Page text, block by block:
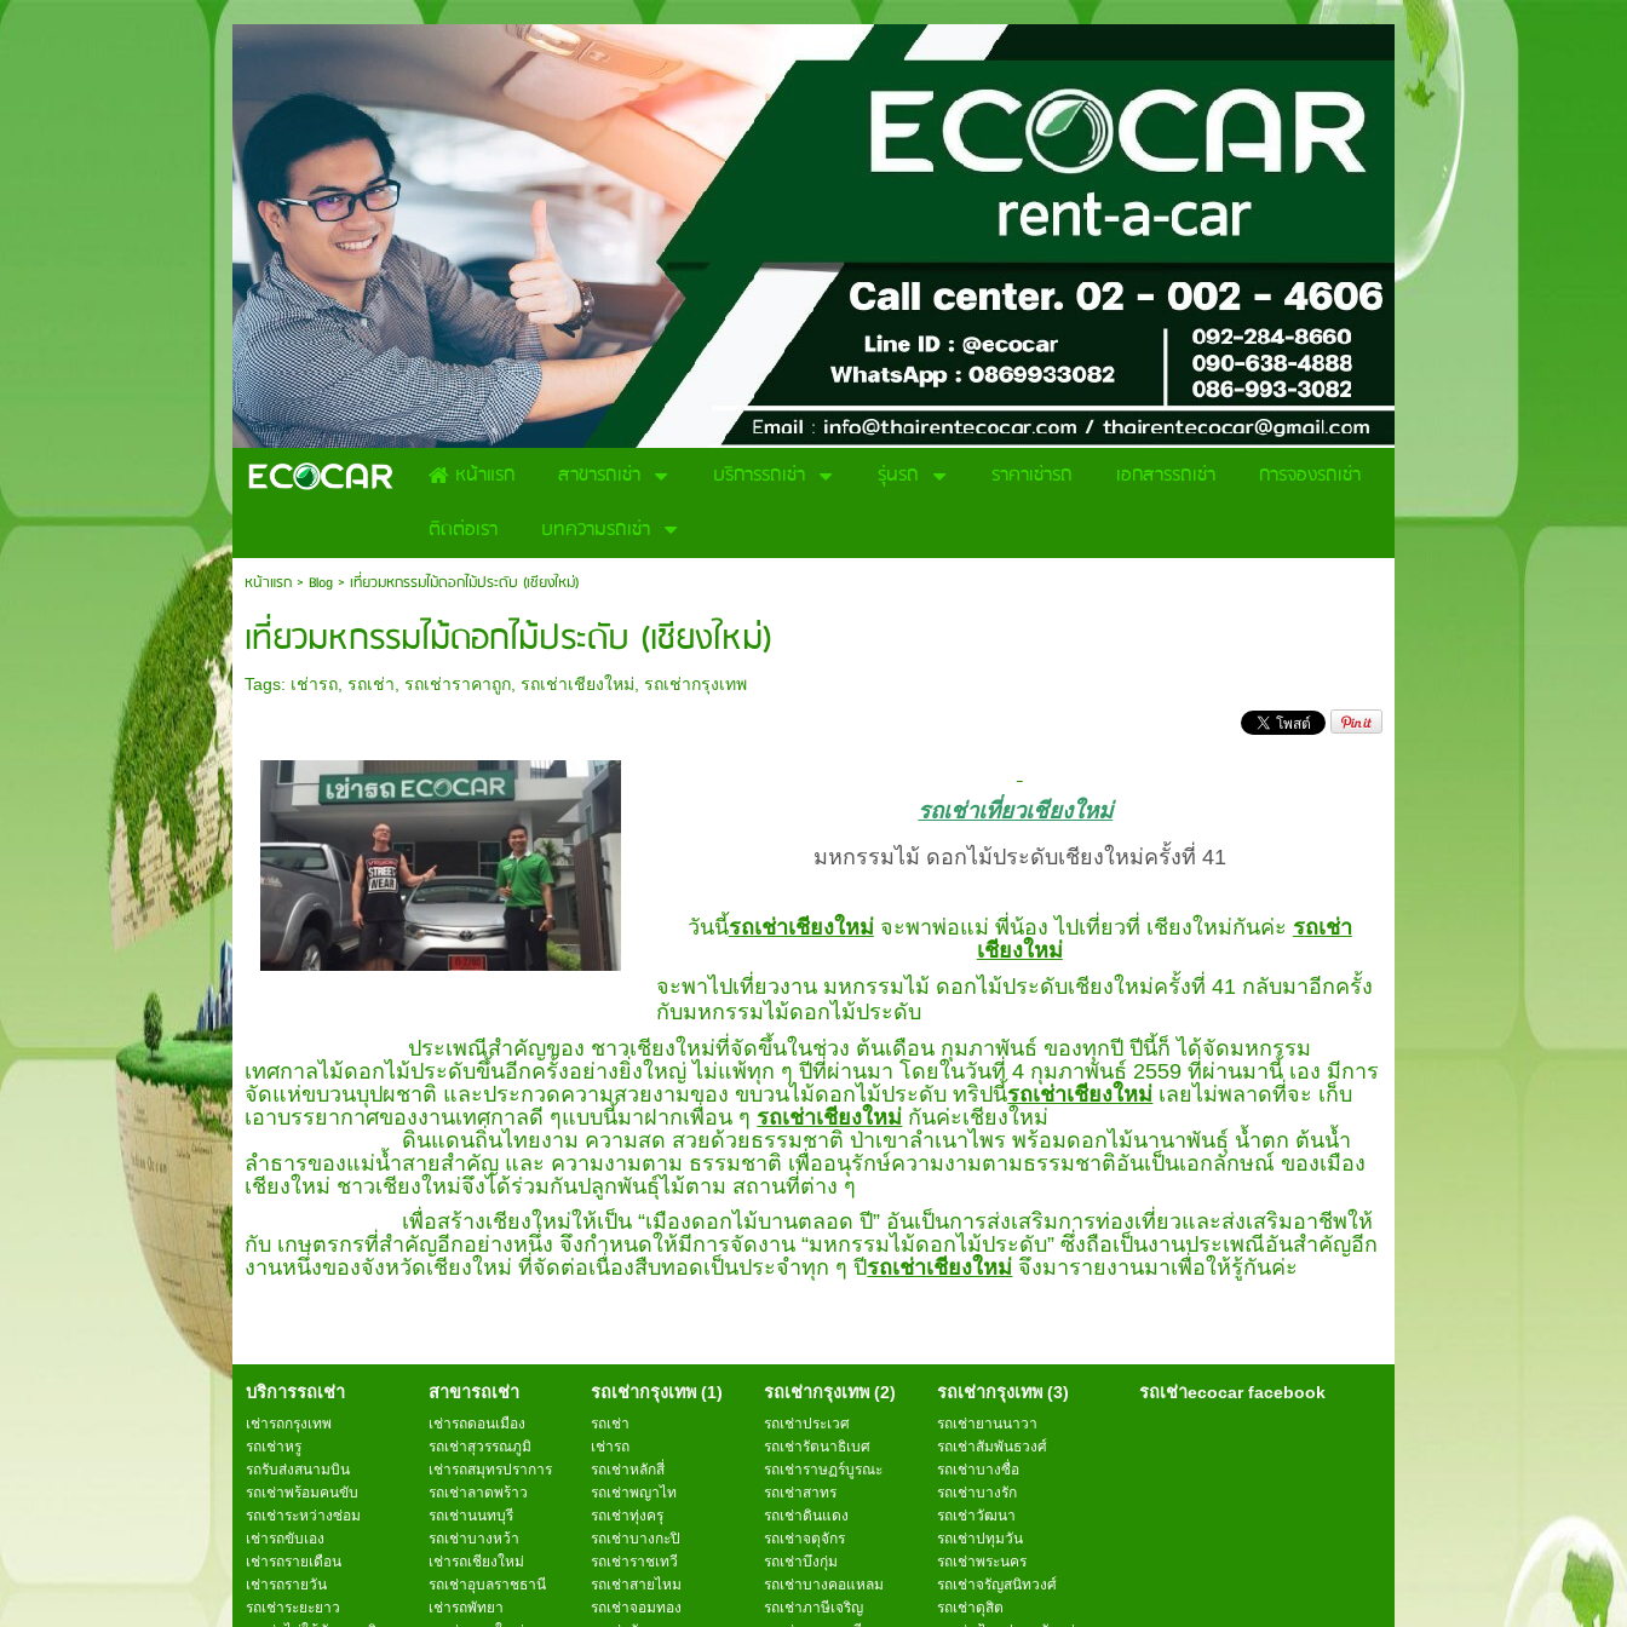
.
หน้าแรก สาขารถเช่า บริการรถเช่า รุ่นรถ ราคาเช่ารถ เอกสารรถเช่า
การจองรถเช่า
ติดต่อเรา
บทความรถเช่า
หน้าแรก> Blog > เที่ยวมหกรรมไม้ดอกไม้ประดับ (เชียงใหม่)
เที่ยวมหกรรมไม้ดอกไม้ประดับ (เชียงใหม่)
Tags: เช่ารถ รถเช่า รถเช่าราคาถูก รถเช่าเชียงใหม่ รถเช่ากรุงเทพ
รถเช่าเที่ยวเชียงใหม่
มหกรรมไม้ ดอกไม้ประดับเชียงใหม่ครั้งที่ 41
วันนี้รถเช่าเชียงใหม่จะพาพ่อแม่ พี่น้อง ไปเที่ยวที่ เชียงใหม่กันค่ะ รถเช่า
เชียงใหม่
จะพาไปเที่ยวงาน มหกรรมไม้ ดอกไม้ประดับเชียงใหม่ครั้งที่41 กลับมาอีกครั้ง
กับมหกรรมไม้ดอกไม้ประดับ
ประเพณีสำคัญของ ชาวเชียงใหม่ที่จัดขึ้นในช่วง ต้นเดือน กุมภาพันธ์ ของทุกปี ปีนี้ก็ ได้จัดมหกรรม
เทศกาลไม้ดอกไม้ประดับขึ้นอีกครั้งอย่างยิ่งใหญ่ ไม่แพ้ทุก ๆ ปีที่ผ่านมา โดยในวันที่4 กุมภาพันธ์2559ที่ผ่านมานี้ เอง มีการ
จัดแห่ขบวนบุปผชาติ และประกวดความสวยงามของ ขบวนไม้ดอกไม้ประดับ ทริปนี้รถเช่าเชียงใหม่ เลยไม่พลาดที่จะ เก็บ
เอาบรรยากาศของงานเทศกาลดี ๆแบบนี้มาฝากเพื่อน ๆ รถเช่าเชียงใหม่ กันค่ะเชียงใหม่
ดินแดนถิ่นไทยงาม ความสด สวยด้วยธรรมชาติ ป่าเขาลำเนาไพร พร้อมดอกไม้นานาพันธุ์ น้ำตก ต้นน้ำ
ลำธารของแม่น้ำสายสำคัญ และ ความงามตาม ธรรมชาติ เพื่ออนุรักษ์ความงามตามธรรมชาติอันเป็นเอกลักษณ์ ของเมือง
เชียงใหม่ ชาวเชียงใหม่จึงได้ร่วมกันปลูกพันธุ์ไม้ตาม สถานที่ต่าง ๆ
เพื่อสร้างเชียงใหม่ให้เป็น“เมืองดอกไม้บานตลอด ปี” อันเป็นการส่งเสริมการท่องเที่ยวและส่งเสริมอาชีพให้
กับ เกษตรกรที่สำคัญอีกอย่างหนึ่ง จึงกำหนดให้มีการจัดงาน “มหกรรมไม้ดอกไม้ประดับ”ซึ่งถือเป็นงานประเพณีอันสำคัญอีก
งานหนึ่งของจังหวัดเชียงใหม่ ที่จัดต่อเนื่องสืบทอดเป็นประจำทุก ๆ ปีรถเช่าเชียงใหม่ จึงมารายงานมาเพื่อให้รู้กันค่ะ
บริการรถเช่า
เช่ารถกรุงเทพ
รถเช่าหรู
รถรับส่งสนามบิน
รถเช่าพร้อมคนขับ
รถเช่าระหว่างซ่อม
เช่ารถขับเอง
เช่ารถรายเดือน
เช่ารถรายวัน
รถเช่าระยะยาว
สาขารถเช่า
เช่ารถดอนเมือง
รถเช่าสุวรรณภูมิ
เช่ารถสมุทรปราการ
รถเช่าลาดพร้าว
รถเช่านนทบุรี
รถเช่าบางหว้า
เช่ารถเชียงใหม่
รถเช่าอุบลราชธานี
เช่ารถพัทยา
รถเช่ากรุงเทพ (1)
รถเช่า
เช่ารถ
รถเช่าหลักสี่
รถเช่าพญาไท
รถเช่าทุ่งครุ
รถเช่าบางกะปิ
รถเช่าราชเทวี
รถเช่าสายไหม
รถเช่าจอมทอง
รถเช่ากรุงเทพ (2)
รถเช่าประเวศ
รถเช่ารัตนาธิเบศ
รถเช่าราษฏร์บูรณะ
รถเช่าสาทร
รถเช่าดินแดง
รถเช่าจตุจักร
รถเช่าบึงกุ่ม
รถเช่าบางคอแหลม
รถเช่าภาษีเจริญ
รถเช่ากรุงเทพ (3)
รถเช่ายานนาวา
รถเช่าสัมพันธวงศ์
รถเช่าบางซื่อ
รถเช่าบางรัก
รถเช่าวัฒนา
รถเช่าปทุมวัน
รถเช่าพระนคร
รถเช่าจรัญสนิทวงศ์
รถเช่าดุสิต
รถเช่าecocar facebook